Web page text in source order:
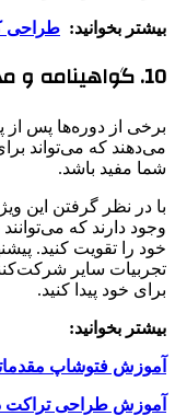
بیشتر بخوانید: طراحی
10. گواهینامه و مدرک
برخی از دوره‌ها پس از
می‌دهند که می‌تواند
شما مفید باشد.
با در نظر گرفتن این
وجود دارند که
خود را تقویت کنید.
تجربیات سایر
برای خود پیدا کنید.
بیشتر بخوانید:
آموزش فتوشاپ مقدماتی با لرنینگ
آموزش طراحی تراکت